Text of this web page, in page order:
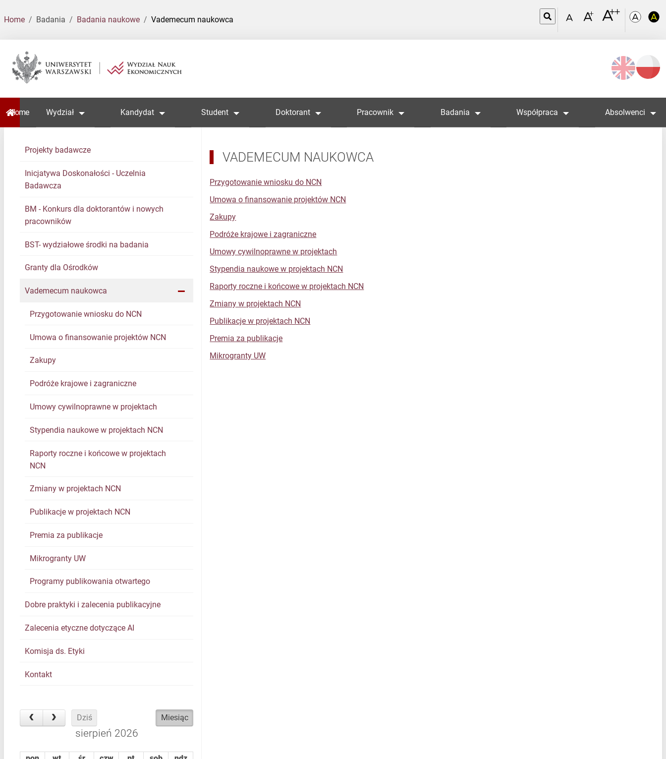
Home Badania Badania naukowe Vademecum naukowca
Wybierz
język
Home Wydział Kandydat Student Doktorant Pracownik Badania Współpraca Absolwenci
Projekty badawcze
Inicjatywa Doskonałości - Uczelnia
Badawcza
BM - Konkurs dla doktorantów i nowych
pracowników
BST- wydziałowe środki na badania
Granty dla Ośrodków
Vademecum naukowca
Przygotowanie wniosku do NCN
Umowa o finansowanie projektów NCN
Zakupy
Podróże krajowe i zagraniczne
Umowy cywilnoprawne w projektach
Stypendia naukowe w projektach NCN
Raporty roczne i końcowe w projektach
NCN
Zmiany w projektach NCN
Publikacje w projektach NCN
Premia za publikacje
Mikrogranty UW
Programy publikowania otwartego
Dobre praktyki i zalecenia publikacyjne
Zalecenia etyczne dotyczące AI
Komisja ds. Etyki
Kontakt
Dziś Miesiąc
sierpień 2026
VADEMECUM NAUKOWCA
Przygotowanie wniosku do NCN
Umowa o finansowanie projektów NCN
Zakupy
Podróże krajowe i zagraniczne
Umowy cywilnoprawne w projektach
Stypendia naukowe w projektach NCN
Raporty roczne i końcowe w projektach NCN
Zmiany w projektach NCN
Publikacje w projektach NCN
Premia za publikacje
Mikrogranty UW